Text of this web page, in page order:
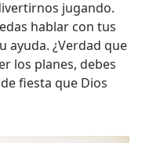
jugando.
hablar con tus
ayuda. ¿Verdad que
los planes, debes
fiesta que Dios